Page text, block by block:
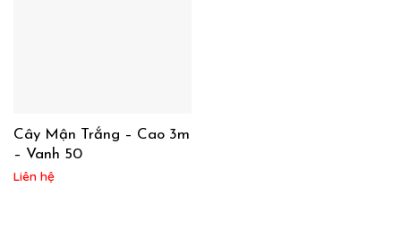
Cây Mận Trắng – Cao 3m
– Vanh 50
Liên hệ